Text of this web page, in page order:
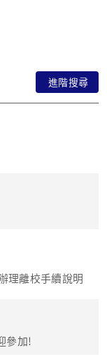
進階搜尋
理離校手續說明
參加!